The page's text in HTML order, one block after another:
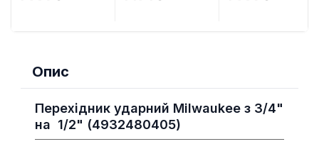
Опис
Перехідник ударний Milwaukee з 3/4"
на 1/2" (4932480405)